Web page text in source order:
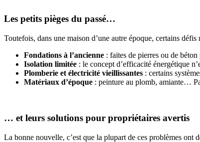
Les petits pièges du passé…
Toutefois, dans une maison d’une autre époque, certains défis
Fondations à l’ancienne : faites de pierres ou de
Isolation limitée : le concept d’efficacité énergétique
Plomberie et électricité vieillissantes : certains
Matériaux d’époque : peinture au plomb, amiante…
… et leurs solutions pour propriétaires avertis
La bonne nouvelle, c’est que la plupart de ces problèmes ont